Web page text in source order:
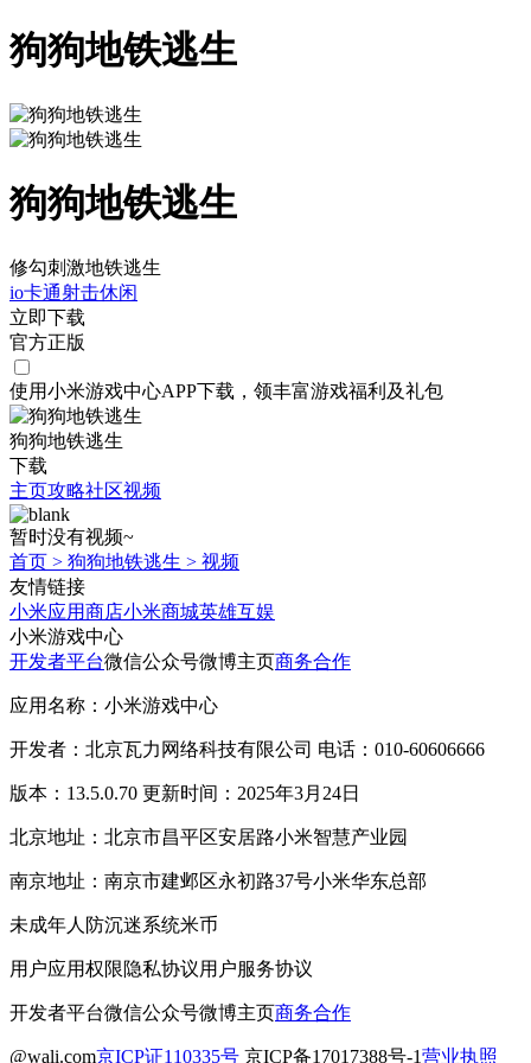
狗狗地铁逃生
狗狗地铁逃生
修勾刺激地铁逃生
io卡通射击休闲
立即下载
官方正版
使用小米游戏中心APP下载 ，领丰富游戏福利 及礼包
狗狗地铁逃生
下载
主页攻略社区视频
暂时没有视频~
首页 > 狗狗地铁逃生 > 视频
友情链接
小米应用商店小米商城英雄互娱
小米游戏中心
开发者平台微信公众号微博主页商务合作
应用名称：小米游戏中心
开发者：北京瓦力网络科技有限公司 电话：010-60606666
版本：13.5.0.70 更新时间：2025年3月24日
北京地址：北京市昌平区安居路小米智慧产业园
南京地址：南京市建邺区永初路37号小米华东总部
未成年人防沉迷系统米币
用户应用权限隐私协议用户服务协议
开发者平台微信公众号微博主页商务合作
@wali.com京ICP证110335号 京ICP备17017388号-1营业执照